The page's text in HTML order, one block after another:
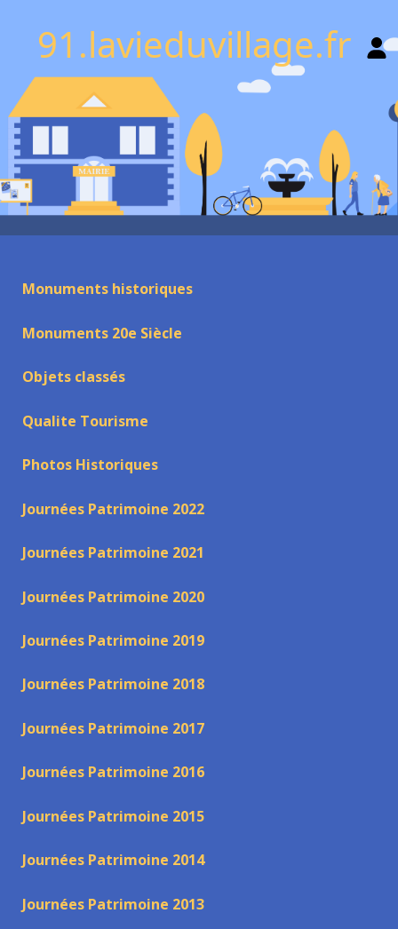
91.lavieduvillage.fr
Monuments historiques
Monuments 20e Siècle
Objets classés
Qualite Tourisme
Photos Historiques
Journées Patrimoine 2022
Journées Patrimoine 2021
Journées Patrimoine 2020
Journées Patrimoine 2019
Journées Patrimoine 2018
Journées Patrimoine 2017
Journées Patrimoine 2016
Journées Patrimoine 2015
Journées Patrimoine 2014
Journées Patrimoine 2013